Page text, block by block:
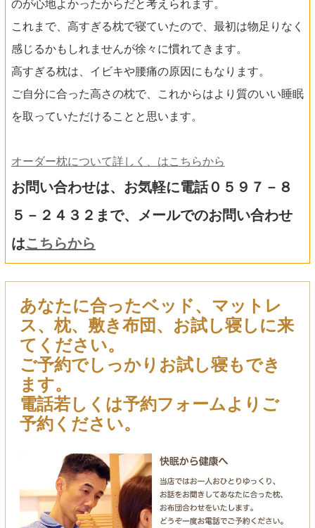
のが心地よかったからだと考えられます。
これまで、高すぎる枕で寝ていたので、最初は物足りなく
感じるかもしれませんが徐々に慣れてきます。
高すぎる枕は、イビキや腰痛の原因にもなります。
ご自分に合った高さの枕で、これからはより質のいい睡眠
を取っていただけることと思います。
オーダー枕について詳しく、はこちらから
お問い合わせは、お気軽に電話０５９７－８
５－２４３２まで、メールでのお問い合わせ
はこちらから
あなたに合ったベッド、マットレ
ス、枕、敷き布団、お試し寝しに来
てください。
ご予約でしっかりお試し寝もでき
ます。
電話若しくは予約フォームよりご
予約ください。